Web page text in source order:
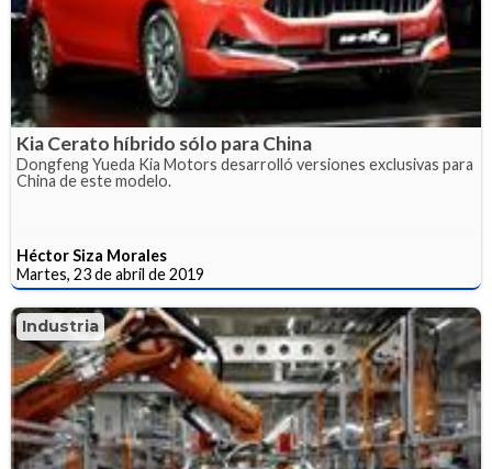
Kia Cerato híbrido sólo para China
Dongfeng Yueda Kia Motors desarrolló versiones exclusivas para
China de este modelo.
Héctor Siza Morales
Martes, 23 de abril de 2019
Industria